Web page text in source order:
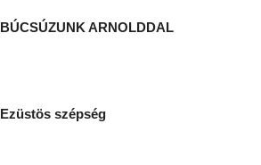
BÚCSÚZUNK ARNOLDDAL
Ezüstös szépség